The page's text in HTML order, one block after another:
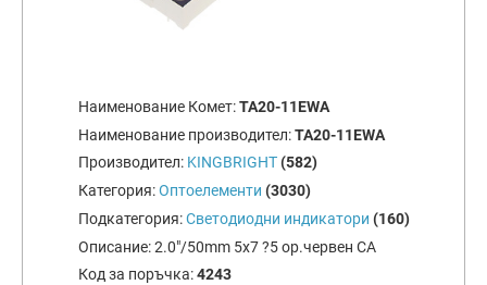
Наименование Комет:TA20-11EWA
Наименование производител:TA20-11EWA
Производител: KINGBRIGHT (582)
Категория:Оптоелементи (3030)
Подкатегория:Светодиодни индикатори (160)
Описание:2.0"/50mm 5x7 ?5 ор.червен CA
Код за поръчка:4243